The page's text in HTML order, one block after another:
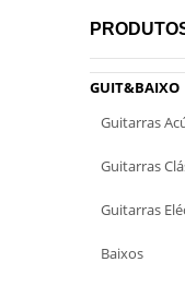
GUIT&BAIXO
Guitarras
Guitarras
Guitarras
Baixos